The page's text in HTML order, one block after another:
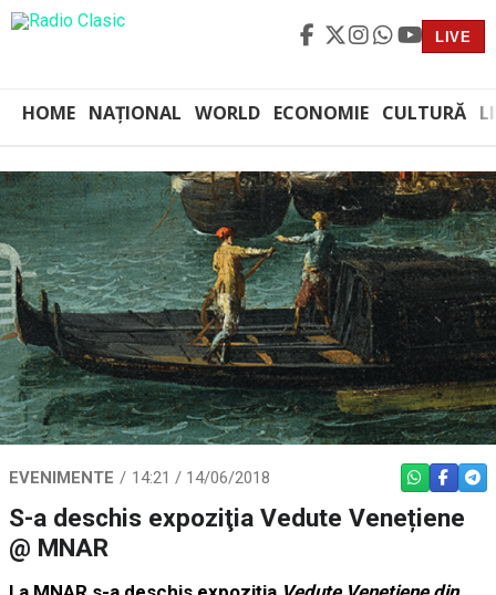
LIVE
HOME NAȚIONAL WORLD ECONOMIE CULTURĂ
EVENIMENTE 14:21 / 14/06/2018 WHATSAPP
S-a deschis expoziţia Vedute Venețiene
@ MNAR